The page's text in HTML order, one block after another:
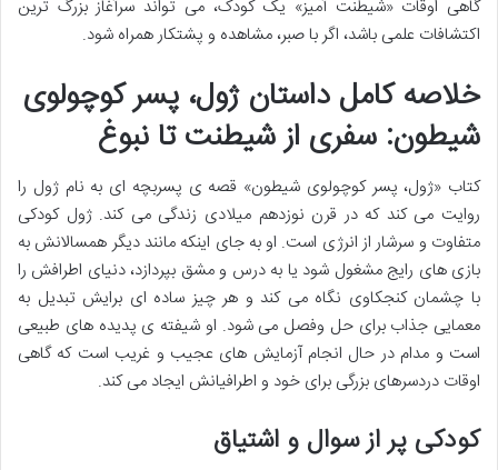
گاهی اوقات «شیطنت آمیز» یک کودک، می تواند سرآغاز بزرگ ترین
اکتشافات علمی باشد، اگر با صبر، مشاهده و پشتکار همراه شود.
خلاصه کامل داستان ژول، پسر کوچولوی
شیطون: سفری از شیطنت تا نبوغ
کتاب «ژول، پسر کوچولوی شیطون» قصه ی پسربچه ای به نام ژول را
روایت می کند که در قرن نوزدهم میلادی زندگی می کند. ژول کودکی
متفاوت و سرشار از انرژی است. او به جای اینکه مانند دیگر همسالانش به
بازی های رایج مشغول شود یا به درس و مشق بپردازد، دنیای اطرافش را
با چشمان کنجکاوی نگاه می کند و هر چیز ساده ای برایش تبدیل به
معمایی جذاب برای حل وفصل می شود. او شیفته ی پدیده های طبیعی
است و مدام در حال انجام آزمایش های عجیب و غریب است که گاهی
اوقات دردسرهای بزرگی برای خود و اطرافیانش ایجاد می کند.
کودکی پر از سوال و اشتیاق